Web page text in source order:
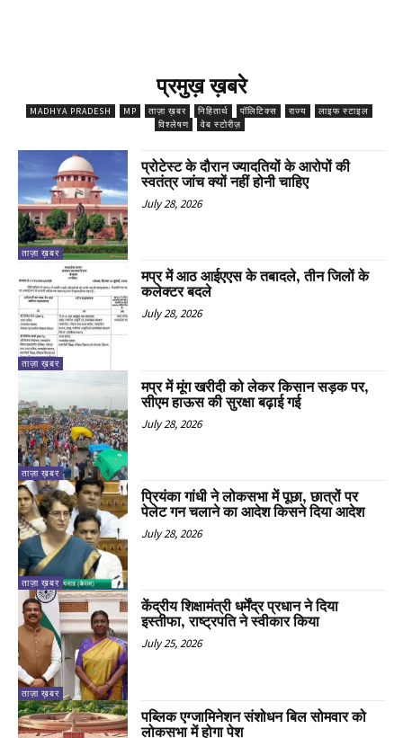
प्रमुख़ ख़बरे
MADHYA PRADESH MP ताज़ा ख़बर निहितार्थ पॉलिटिक्स राज्य
लाइफ स्टाइल
विश्लेषण
वेब स्टोरीज़
ताज़ा ख़बर
प्रोटेस्ट के दौरान ज्यादतियों के आरोपों की
स्वतंत्र जांच क्यों नहीं होनी चाहिए
July 28, 2026
ताज़ा ख़बर
मप्र में आठ आईएएस के तबादले, तीन जिलों के
कलेक्टर बदले
July 28, 2026
ताज़ा ख़बर
मप्र में मूंग खरीदी को लेकर किसान सड़क पर,
सीएम हाऊस की सुरक्षा बढ़ाई गई
July 28, 2026
ताज़ा ख़बर
प्रियंका गांधी ने लोकसभा में पूछा, छात्रों पर
पेलेट गन चलाने का आदेश किसने दिया आदेश
July 28, 2026
ताज़ा ख़बर
केंद्रीय शिक्षामंत्री धर्मेंद्र प्रधान ने दिया
इस्तीफा, राष्ट्रपति ने स्वीकार किया
July 25, 2026
पब्लिक एग्जामिनेशन संशोधन बिल सोमवार को
लोकसभा में होगा पेश